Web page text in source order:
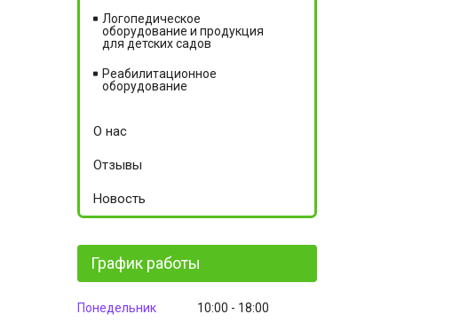
Логопедическое
оборудование и продукция
для детских садов
Реабилитационное
оборудование
О нас
Отзывы
Новость
График работы
Понедельник 10:00
18:00